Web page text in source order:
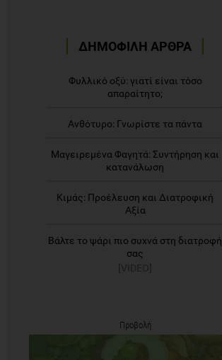
ΔΗΜΟΦΙΛΗ ΑΡΘΡΑ
Φυλλικό οξύ: γιατί είναι τόσο
απαραίτητο;
Ανθότυρο: Γνωρίστε τα πάντα
Μαγειρεμένα Φαγητά: Συντήρηση και
κατανάλωση
Κιμάς: Προέλευση και Διατροφική
Αξία
Βάλτε το ψάρι πιο συχνά στη διατροφή
σας
[VIDEO]
Προβολή